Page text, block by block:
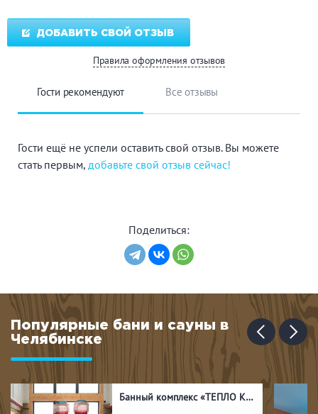
ДОБАВИТЬ СВОЙ ОТЗЫВ
Правила оформления отзывов
Гости рекомендуют Все отзывы
Гости ещё не успели оставить свой отзыв. Вы можете
стать первым, добавьте свой отзыв сейчас!
Поделиться:
Популярные бани и сауны в
Челябинске
Банный комплекс «ТЕПЛО КЕЛО»